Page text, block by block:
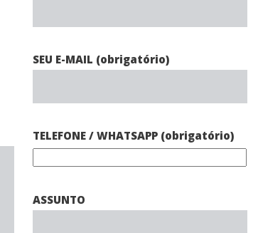
SEU E-MAIL (obrigatório)
TELEFONE / WHATSAPP (obrigatório)
ASSUNTO